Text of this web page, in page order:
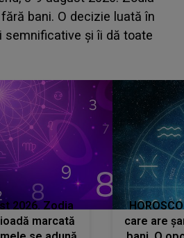
concurentul din Casa Iubirii
despre mama
eu nu te iubesc pentru
2026. Zodia
marcată
care are